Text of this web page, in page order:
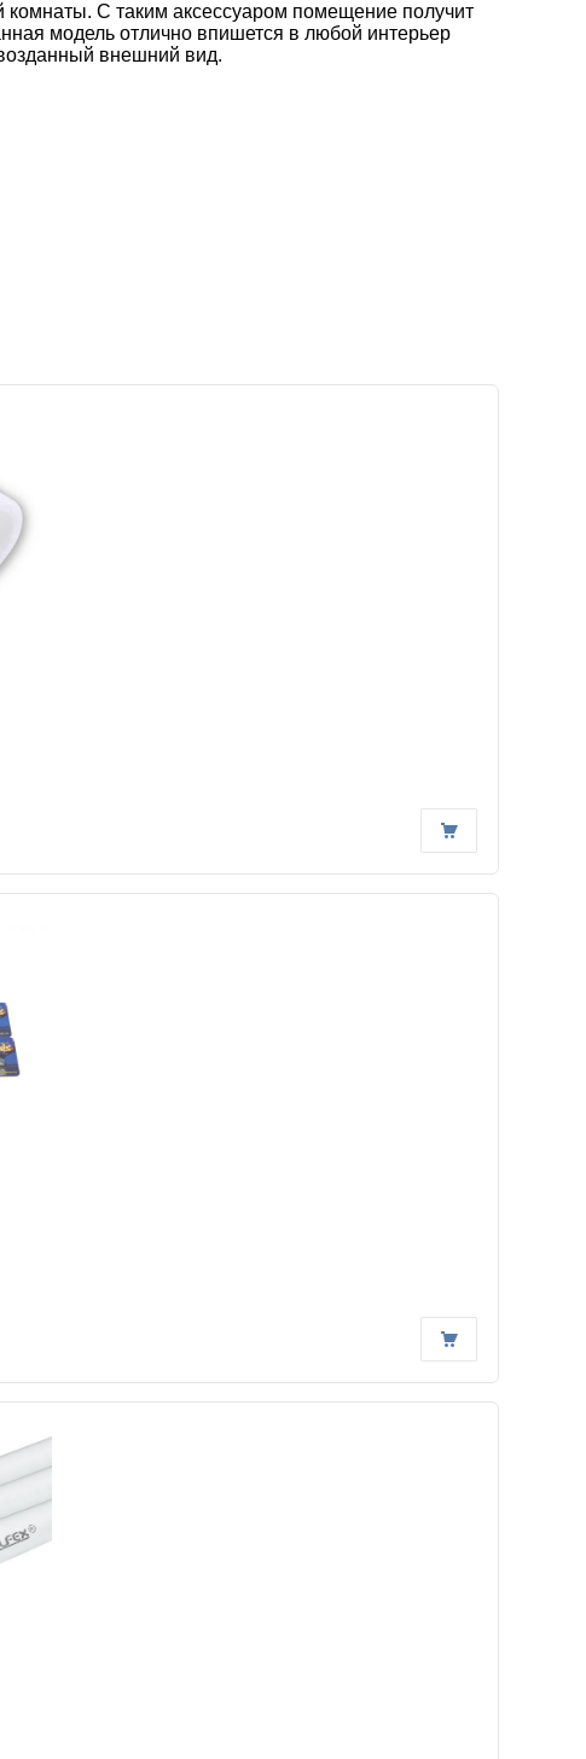
С таким аксессуаром помещение получит
модель отлично впишется в любой интерьер
внешний вид.